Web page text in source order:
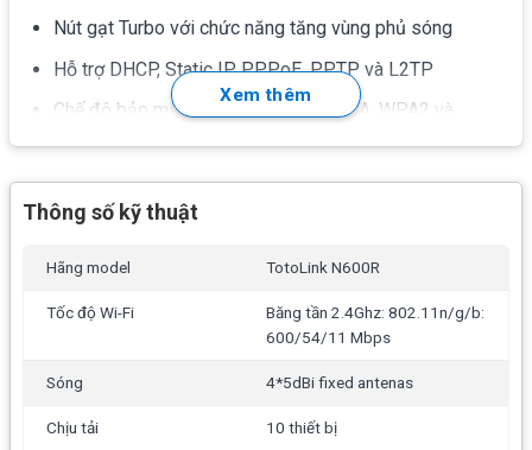
Nút gạt Turbo với chức năng tăng vùng phủ sóng
Hỗ trợ DHCP, Static IP, PPPoE, PPTP và L2TP
Chế độ bảo mật 64/128-bit WEP, WPA, WPA2 và
Kết nối nhanh và dễ dàng với WPS
Hỗ trợ lọc IP, Port, MAC, URL và Port Forwarding
QoS giúp quản lý băng thông tốt hơn dựa trên IP
Multi-SSID cho phép người dùng có thể thêm SSID
Mở rộng vùng phủ sóng với tính năng Repeater và
Xem thêm
Thông số kỹ thuật
Hãng model TotoLink N600R
Tốc độ Wi-Fi
Băng tần 2.4Ghz: 802.11n/g/b:
600/54/11 Mbps
Sóng 4*5dBi fixed antenas
Chịu tải 10 thiết bị